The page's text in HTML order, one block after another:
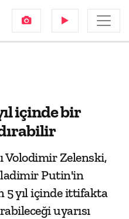
içinde bir
Volodimir Zelenski,
Putin'in
5 yıl içinde ittifakta
uyarısı